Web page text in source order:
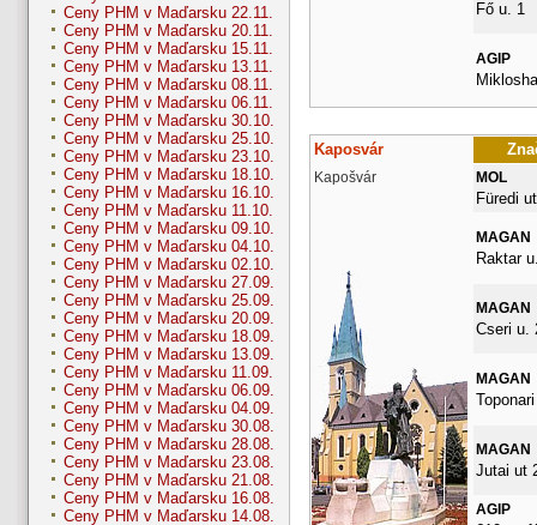
Ceny PHM v Maďarsku 22.11.
Ceny PHM v Maďarsku 20.11.
Ceny PHM v Maďarsku 15.11.
Ceny PHM v Maďarsku 13.11.
Ceny PHM v Maďarsku 08.11.
Ceny PHM v Maďarsku 06.11.
Ceny PHM v Maďarsku 30.10.
Ceny PHM v Maďarsku 25.10.
Ceny PHM v Maďarsku 23.10.
Ceny PHM v Maďarsku 18.10.
Ceny PHM v Maďarsku 16.10.
Ceny PHM v Maďarsku 11.10.
Ceny PHM v Maďarsku 09.10.
Ceny PHM v Maďarsku 04.10.
Ceny PHM v Maďarsku 02.10.
Ceny PHM v Maďarsku 27.09.
Ceny PHM v Maďarsku 25.09.
Ceny PHM v Maďarsku 20.09.
Ceny PHM v Maďarsku 18.09.
Ceny PHM v Maďarsku 13.09.
Ceny PHM v Maďarsku 11.09.
Ceny PHM v Maďarsku 06.09.
Ceny PHM v Maďarsku 04.09.
Ceny PHM v Maďarsku 30.08.
Ceny PHM v Maďarsku 28.08.
Ceny PHM v Maďarsku 23.08.
Ceny PHM v Maďarsku 21.08.
Ceny PHM v Maďarsku 16.08.
Ceny PHM v Maďarsku 14.08.
Fő u. 1
AGIP
Kaposvár
Kapošvár MOL
Füredi
MAGAN
Raktar
MAGAN
Cseri u.
MAGAN
MAGAN
Jutai ut
AGIP